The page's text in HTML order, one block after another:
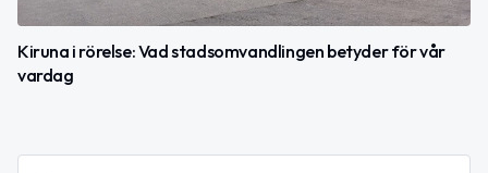
Kiruna i rörelse: Vad stadsomvandlingen betyder för vår
vardag